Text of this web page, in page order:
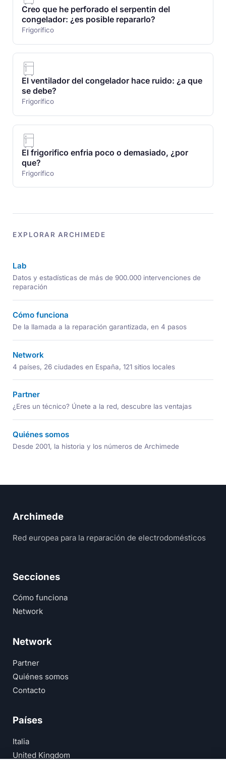
Creo que he perforado el serpentin del
congelador: ¿es posible repararlo?
Frigorífico
El ventilador del congelador hace ruido: ¿a que
se debe?
Frigorífico
El frigorifico enfria poco o demasiado, ¿por
que?
Frigorífico
EXPLORAR ARCHIMEDE
Lab
Datos y estadísticas de más de 900.000 intervenciones de
reparación
Cómo funciona
De la llamada a la reparación garantizada, en 4 pasos
Network
4 países, 26 ciudades en España, 121 sitios locales
Partner
¿Eres un técnico? Únete a la red, descubre las ventajas
Quiénes somos
Desde 2001, la historia y los números de Archimede
Archimede
Red europea para la reparación de electrodomésticos
Secciones
Cómo funciona
Network
Network
Partner
Quiénes somos
Contacto
Países
Italia
United Kingdom